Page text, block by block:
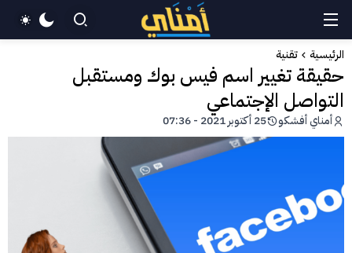
الرئيسية تقنية
حقيقة تغيير اسم فيس بوك ومستقبل
التواصل الإجتماعي
أمناي أفشكو 25 أكتوبر 2021 - 07:36